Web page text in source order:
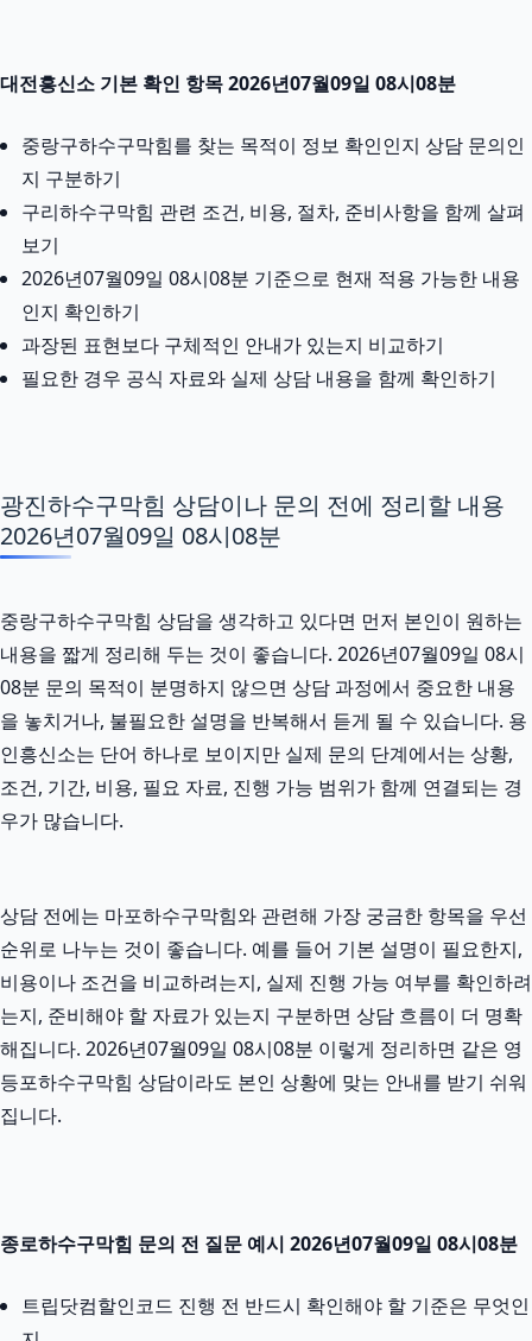
대전흥신소 기본 확인 항목 2026년07월09일 08시08분
중랑구하수구막힘를 찾는 목적이 정보 확인인지 상담 문의인
지 구분하기
구리하수구막힘 관련 조건, 비용, 절차, 준비사항을 함께 살펴
보기
2026년07월09일 08시08분 기준으로 현재 적용 가능한 내용
인지 확인하기
과장된 표현보다 구체적인 안내가 있는지 비교하기
필요한 경우 공식 자료와 실제 상담 내용을 함께 확인하기
광진하수구막힘 상담이나 문의 전에 정리할 내용
2026년07월09일 08시08분
중랑구하수구막힘 상담을 생각하고 있다면 먼저 본인이 원하는
내용을 짧게 정리해 두는 것이 좋습니다. 2026년07월09일 08시
08분 문의 목적이 분명하지 않으면 상담 과정에서 중요한 내용
을 놓치거나, 불필요한 설명을 반복해서 듣게 될 수 있습니다. 용
인흥신소는 단어 하나로 보이지만 실제 문의 단계에서는 상황,
조건, 기간, 비용, 필요 자료, 진행 가능 범위가 함께 연결되는 경
우가 많습니다.
상담 전에는 마포하수구막힘와 관련해 가장 궁금한 항목을 우선
순위로 나누는 것이 좋습니다. 예를 들어 기본 설명이 필요한지,
비용이나 조건을 비교하려는지, 실제 진행 가능 여부를 확인하려
는지, 준비해야 할 자료가 있는지 구분하면 상담 흐름이 더 명확
해집니다. 2026년07월09일 08시08분 이렇게 정리하면 같은 영
등포하수구막힘 상담이라도 본인 상황에 맞는 안내를 받기 쉬워
집니다.
종로하수구막힘 문의 전 질문 예시 2026년07월09일 08시08분
트립닷컴할인코드 진행 전 반드시 확인해야 할 기준은 무엇인